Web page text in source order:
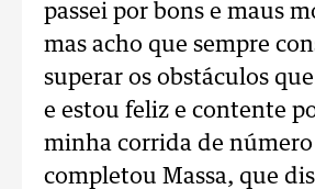
passei por bons e maus
mas acho que sempre
superar os obstáculos
e estou feliz e contente
minha corrida de número
completou Massa, que